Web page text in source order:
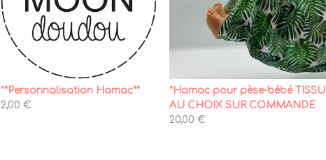
**Personnalisation Hamac**
2,00 €
*Hamac pour pèse-bébé TISSU
AU CHOIX SUR COMMANDE
20,00 €